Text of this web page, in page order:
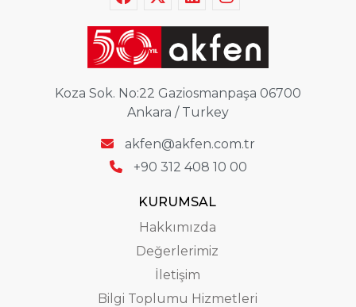
Koza Sok. No:22 Gaziosmanpaşa 06700
Ankara / Turkey
akfen@akfen.com.tr
+90 312 408 10 00
KURUMSAL
Hakkımızda
Değerlerimiz
İletişim
Bilgi Toplumu Hizmetleri